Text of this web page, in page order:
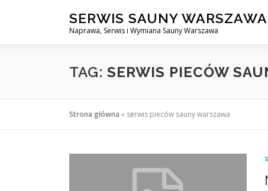
SERWIS SAUNY WARSZAWA
Naprawa, Serwis i Wymiana Sauny Warszawa
TAG: SERWIS PIECÓW
Strona główna » serwis pieców sauny warszawa